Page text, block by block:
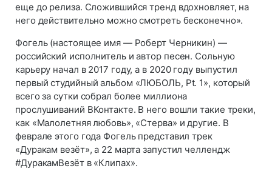
еще до релиза. Сложившийся тренд вдохновляет, на
него действительно можно смотреть бесконечно».
Фогель (настоящее имя — Роберт Черникин) —
российский исполнитель и автор песен. Сольную
карьеру начал в 2017 году, а в 2020 году выпустил
первый студийный альбом «ЛЮБОЛЬ, Pt. 1», который
всего за сутки собрал более миллиона
прослушиваний ВКонтакте. В него вошли такие треки,
как «Малолетняя любовь», «Стерва» и другие. В
феврале этого года Фогель представил трек
«Дуракам везёт», а 22 марта запустил челлендж
#ДуракамВезёт в «Клипах».